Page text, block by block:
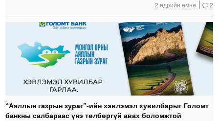
2 өдрийн өмнө 2
“Аяллын газрын зураг”-ийн хэвлэмэл хувилбарыг Голомт
банкны салбараас үнэ төлбөргүй авах боломжтой